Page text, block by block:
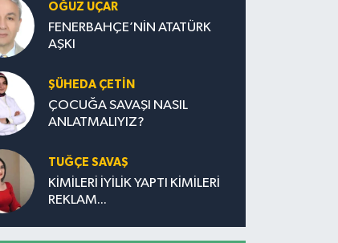
OĞUZ UÇAR
FENERBAHÇE’NİN ATATÜRK
AŞKI
ŞÜHEDA ÇETİN
ÇOCUĞA SAVAŞI NASIL
ANLATMALIYIZ?
TUĞÇE SAVAŞ
KİMİLERİ İYİLİK YAPTI KİMİLERİ
REKLAM...